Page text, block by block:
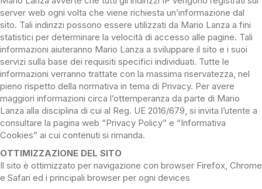
server web ogni volta che viene richiesta un’informazione dal
sito. Tali indirizzi possono essere utilizzati da Mario Lanza a fini
statistici per determinare la velocità di accesso alle pagine. Tali
informazioni aiuteranno Mario Lanza a sviluppare il sito e i suoi
servizi sulla base dei requisiti specifici individuati. Tutte le
informazioni verranno trattate con la massima riservatezza, nel
pieno rispetto della normativa in tema di Privacy. Per avere
maggiori informazioni circa l’ottemperanza da parte di Mario
Lanza alla disciplina di cui al Reg. UE 2016/679, si invita l’utente a
consultare la pagina web “Privacy Policy” e “Informativa
Cookies” ai cui contenuti si rimanda.
OTTIMIZZAZIONE DEL SITO
Il sito è ottimizzato per navigazione con browser Firefox, Chrome
e Safari ed i principali browser per ogni devices